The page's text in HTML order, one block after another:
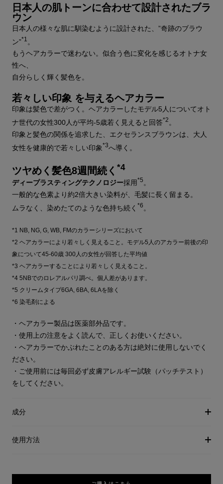
日本人の肌トーンに合わせて設計されたブラ
ウン
日本人の様々な肌に馴染むように設計された、”奇跡のブラウ
ン”*1 。
もうヘアカラーで迷わない。似合う色に変化を感じるオトナ女
性へ、
自分らしく輝く髪色を。
若々しい印象 を与えるヘアカラー
印象は髪色で差がつく。ヘアカラーしたモデル5人についてオト
ナ世代の女性300人が平均-5歳若く見えると回答*2 。
印象と髪色の関係を追求した、エクセランスブラウンは、大人
女性を健康的で若々しい印象*3へ導く。
ツヤめく髪色8週間続く *4
ディープラスティングテクノロジー採用*5 。
一般的な色素より約2倍大きい染料が、毛髪に長く留まる。
ムラなく、染めたてのような色持ち続く *6 。
*1 NB, NG, G, WB, FMのカラーシリーズにおいて
*2 ヘアカラーにより若々しく見えること。モデル5人のアカラー前後の印
象について45-60歳 300人の女性が回答した平均値
*3 ヘアカラーすることにより若々しく見えること。
*4 5NBでのロレアルパリ調べ。個人差があります。
*5 クリームタイプ6GA, 6BA, 6LAを除く
*6 染毛剤による
・ヘアカラー製品は医薬部外品です。
・使用上の注意をよく読んで、正しくお使いください。
・ヘアカラーでかぶれたことのある方は絶対に使用しないでく
ださい。
・ご使用前には毎回必ず皮膚アレルギー試験（パッチテスト）
をしてください。
成分
使用方法